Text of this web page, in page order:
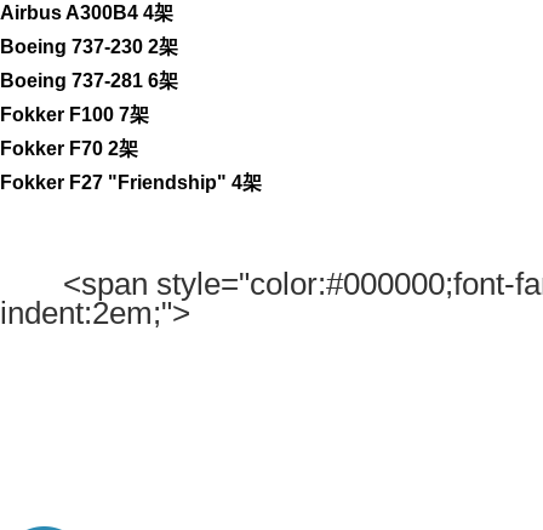
Airbus A300B4 4架
Boeing 737-230 2架
Boeing 737-281 6架
Fokker F100 7架
Fokker F70 2架
Fokker F27 "Friendship" 4架
<span style="color:#000000;font-
indent:2em;">